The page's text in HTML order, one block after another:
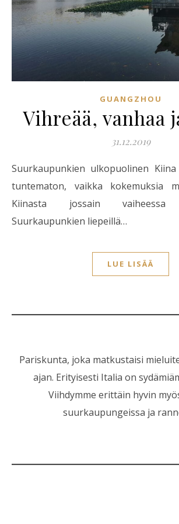
GUANGZHOU
Vihreää, vanhaa
31.12.2019
Suurkaupunkien ulkopuolinen Kiina on meille vielä
tuntematon, vaikka kokemuksia
Kiinasta jossain vaiheessa
Suurkaupunkien liepeillä…
LUE LISÄÄ
Pariskunta, joka matkustaisi
ajan. Erityisesti Italia on
Viihdymme erittäin hyvin
suurkaupungeissa ja